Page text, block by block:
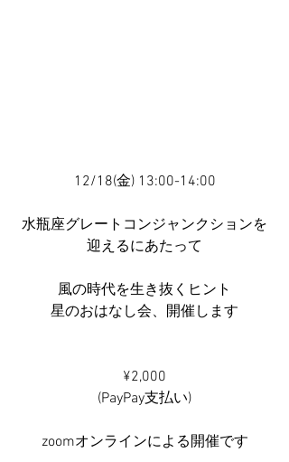
12/18(金) 13:00-14:00
水瓶座グレートコンジャンクションを
迎えるにあたって
風の時代を生き抜くヒント
星のおはなし会、開催します
¥2,000
(PayPay支払い)
zoomオンラインによる開催です